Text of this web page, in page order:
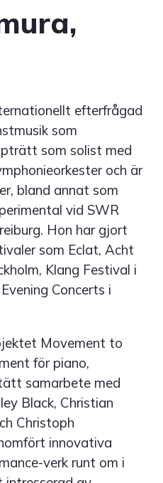
efterfrågad
som
som solist med
och är
bland annat som
vid SWR
Hon har gjort
som Eclat, Acht
Klang Festival i
Concerts i
Movement to
för piano,
samarbete med
Black, Christian
Christoph
innovativa
verk runt om i